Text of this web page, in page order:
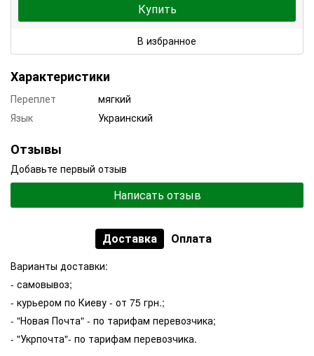
Купить
В избранное
Характеристики
Переплет
мягкий
Язык
Украинский
Отзывы
Добавьте первый отзыв
Написать отзыв
Доставка Оплата
Варианты доставки:
- самовывоз;
- курьером по Киеву - от 75 грн.;
- "Новая Почта" - по тарифам перевозчика;
- "Укрпочта"- по тарифам перевозчика.